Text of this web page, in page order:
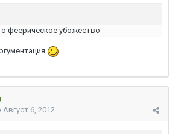
феерическое убожество
Август 6, 2012